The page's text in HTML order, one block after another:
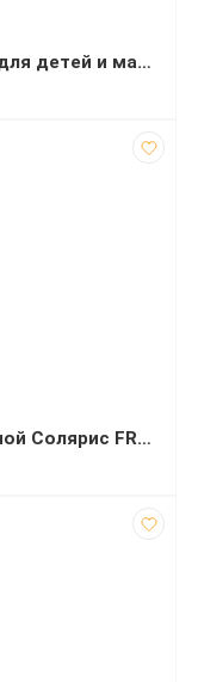
Влажные салфетки Superfresh для детей и мам с клапаном 120 штук
Совок с длинной ручкой стальной Солярис FRA-11715 окрашенный